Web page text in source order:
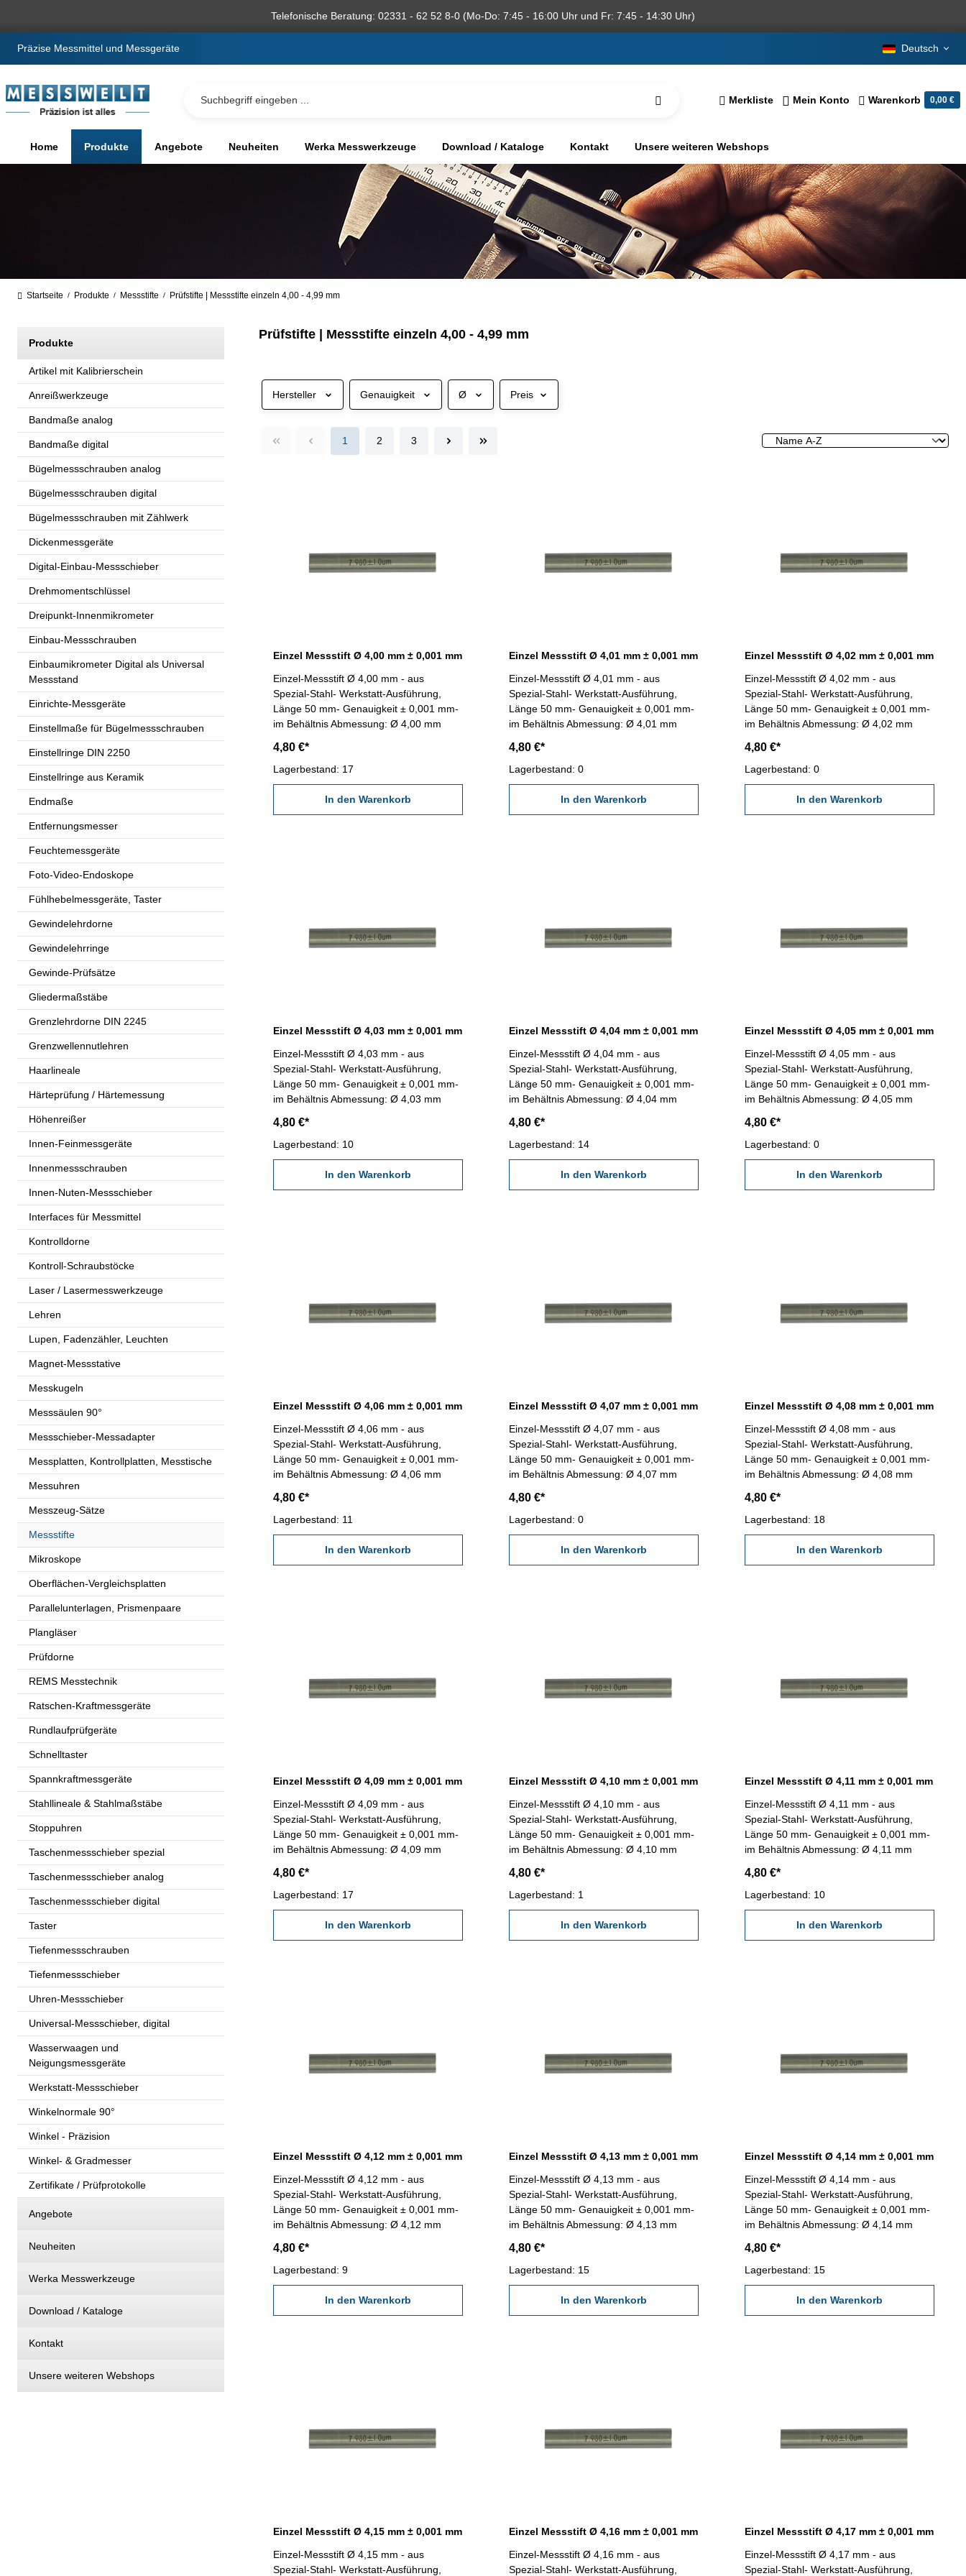
Telefonische Beratung: 02331 - 62 52 8-0 (Mo-Do: 7:45 - 16:00 Uhr und Fr: 7:45 - 14:30 Uhr)
Präzise Messmittel und Messgeräte Deutsch
Merkliste Mein Konto Warenkorb 0,00 €
Home Produkte Angebote Neuheiten Werka Messwerkzeuge Download / Kataloge Kontakt Unsere weiteren Webshops
Startseite / Produkte / Messstifte / Prüfstifte | Messstifte einzeln 4,00 - 4,99 mm
Produkte
Artikel mit Kalibrierschein
Anreißwerkzeuge
Bandmaße analog
Bandmaße digital
Bügelmessschrauben analog
Bügelmessschrauben digital
Bügelmessschrauben mit Zählwerk
Dickenmessgeräte
Digital-Einbau-Messschieber
Drehmomentschlüssel
Dreipunkt-Innenmikrometer
Einbau-Messschrauben
Einbaumikrometer Digital als Universal
Messstand
Einrichte-Messgeräte
Einstellmaße für Bügelmessschrauben
Einstellringe DIN 2250
Einstellringe aus Keramik
Endmaße
Entfernungsmesser
Feuchtemessgeräte
Foto-Video-Endoskope
Fühlhebelmessgeräte, Taster
Gewindelehrdorne
Gewindelehrringe
Gewinde-Prüfsätze
Gliedermaßstäbe
Grenzlehrdorne DIN 2245
Grenzwellennutlehren
Haarlineale
Härteprüfung / Härtemessung
Höhenreißer
Innen-Feinmessgeräte
Innenmessschrauben
Innen-Nuten-Messschieber
Interfaces für Messmittel
Kontrolldorne
Kontroll-Schraubstöcke
Laser / Lasermesswerkzeuge
Lehren
Lupen, Fadenzähler, Leuchten
Magnet-Messstative
Messkugeln
Messsäulen 90°
Messschieber-Messadapter
Messplatten, Kontrollplatten, Messtische
Messuhren
Messzeug-Sätze
Messstifte
Mikroskope
Oberflächen-Vergleichsplatten
Parallelunterlagen, Prismenpaare
Plangläser
Prüfdorne
REMS Messtechnik
Ratschen-Kraftmessgeräte
Rundlaufprüfgeräte
Schnelltaster
Spannkraftmessgeräte
Stahllineale & Stahlmaßstäbe
Stoppuhren
Taschenmessschieber spezial
Taschenmessschieber analog
Taschenmessschieber digital
Taster
Tiefenmessschrauben
Tiefenmessschieber
Uhren-Messschieber
Universal-Messschieber, digital
Wasserwaagen und
Neigungsmessgeräte
Werkstatt-Messschieber
Winkelnormale 90°
Winkel - Präzision
Winkel- & Gradmesser
Zertifikate / Prüfprotokolle
Angebote
Neuheiten
Werka Messwerkzeuge
Download / Kataloge
Kontakt
Unsere weiteren Webshops
Prüfstifte | Messstifte einzeln 4,00 - 4,99 mm
Hersteller Genauigkeit Ø Preis
1 2 3
Einzel Messstift Ø 4,00 mm ± 0,001 mm
Einzel-Messstift Ø 4,00 mm - aus
Spezial-Stahl- Werkstatt-Ausführung,
Länge 50 mm- Genauigkeit ± 0,001 mm-
im Behältnis Abmessung: Ø 4,00 mm
4,80 €*
Lagerbestand: 17
In den Warenkorb
Einzel Messstift Ø 4,01 mm ± 0,001 mm
Einzel-Messstift Ø 4,01 mm - aus
Spezial-Stahl- Werkstatt-Ausführung,
Länge 50 mm- Genauigkeit ± 0,001 mm-
im Behältnis Abmessung: Ø 4,01 mm
4,80 €*
Lagerbestand: 0
In den Warenkorb
Einzel Messstift Ø 4,02 mm ± 0,001 mm
Einzel-Messstift Ø 4,02 mm - aus
Spezial-Stahl- Werkstatt-Ausführung,
Länge 50 mm- Genauigkeit ± 0,001 mm-
im Behältnis Abmessung: Ø 4,02 mm
4,80 €*
Lagerbestand: 0
In den Warenkorb
Einzel Messstift Ø 4,03 mm ± 0,001 mm
Einzel-Messstift Ø 4,03 mm - aus
Spezial-Stahl- Werkstatt-Ausführung,
Länge 50 mm- Genauigkeit ± 0,001 mm-
im Behältnis Abmessung: Ø 4,03 mm
4,80 €*
Lagerbestand: 10
In den Warenkorb
Einzel Messstift Ø 4,04 mm ± 0,001 mm
Einzel-Messstift Ø 4,04 mm - aus
Spezial-Stahl- Werkstatt-Ausführung,
Länge 50 mm- Genauigkeit ± 0,001 mm-
im Behältnis Abmessung: Ø 4,04 mm
4,80 €*
Lagerbestand: 14
In den Warenkorb
Einzel Messstift Ø 4,05 mm ± 0,001 mm
Einzel-Messstift Ø 4,05 mm - aus
Spezial-Stahl- Werkstatt-Ausführung,
Länge 50 mm- Genauigkeit ± 0,001 mm-
im Behältnis Abmessung: Ø 4,05 mm
4,80 €*
Lagerbestand: 0
In den Warenkorb
Einzel Messstift Ø 4,06 mm ± 0,001 mm
Einzel-Messstift Ø 4,06 mm - aus
Spezial-Stahl- Werkstatt-Ausführung,
Länge 50 mm- Genauigkeit ± 0,001 mm-
im Behältnis Abmessung: Ø 4,06 mm
4,80 €*
Lagerbestand: 11
In den Warenkorb
Einzel Messstift Ø 4,07 mm ± 0,001 mm
Einzel-Messstift Ø 4,07 mm - aus
Spezial-Stahl- Werkstatt-Ausführung,
Länge 50 mm- Genauigkeit ± 0,001 mm-
im Behältnis Abmessung: Ø 4,07 mm
4,80 €*
Lagerbestand: 0
In den Warenkorb
Einzel Messstift Ø 4,08 mm ± 0,001 mm
Einzel-Messstift Ø 4,08 mm - aus
Spezial-Stahl- Werkstatt-Ausführung,
Länge 50 mm- Genauigkeit ± 0,001 mm-
im Behältnis Abmessung: Ø 4,08 mm
4,80 €*
Lagerbestand: 18
In den Warenkorb
Einzel Messstift Ø 4,09 mm ± 0,001 mm
Einzel-Messstift Ø 4,09 mm - aus
Spezial-Stahl- Werkstatt-Ausführung,
Länge 50 mm- Genauigkeit ± 0,001 mm-
im Behältnis Abmessung: Ø 4,09 mm
4,80 €*
Lagerbestand: 17
In den Warenkorb
Einzel Messstift Ø 4,10 mm ± 0,001 mm
Einzel-Messstift Ø 4,10 mm - aus
Spezial-Stahl- Werkstatt-Ausführung,
Länge 50 mm- Genauigkeit ± 0,001 mm-
im Behältnis Abmessung: Ø 4,10 mm
4,80 €*
Lagerbestand: 1
In den Warenkorb
Einzel Messstift Ø 4,11 mm ± 0,001 mm
Einzel-Messstift Ø 4,11 mm - aus
Spezial-Stahl- Werkstatt-Ausführung,
Länge 50 mm- Genauigkeit ± 0,001 mm-
im Behältnis Abmessung: Ø 4,11 mm
4,80 €*
Lagerbestand: 10
In den Warenkorb
Einzel Messstift Ø 4,12 mm ± 0,001 mm
Einzel-Messstift Ø 4,12 mm - aus
Spezial-Stahl- Werkstatt-Ausführung,
Länge 50 mm- Genauigkeit ± 0,001 mm-
im Behältnis Abmessung: Ø 4,12 mm
4,80 €*
Lagerbestand: 9
In den Warenkorb
Einzel Messstift Ø 4,13 mm ± 0,001 mm
Einzel-Messstift Ø 4,13 mm - aus
Spezial-Stahl- Werkstatt-Ausführung,
Länge 50 mm- Genauigkeit ± 0,001 mm-
im Behältnis Abmessung: Ø 4,13 mm
4,80 €*
Lagerbestand: 15
In den Warenkorb
Einzel Messstift Ø 4,14 mm ± 0,001 mm
Einzel-Messstift Ø 4,14 mm - aus
Spezial-Stahl- Werkstatt-Ausführung,
Länge 50 mm- Genauigkeit ± 0,001 mm-
im Behältnis Abmessung: Ø 4,14 mm
4,80 €*
Lagerbestand: 15
In den Warenkorb
Einzel Messstift Ø 4,15 mm ± 0,001 mm
Einzel-Messstift Ø 4,15 mm - aus
Spezial-Stahl- Werkstatt-Ausführung,
Einzel Messstift Ø 4,16 mm ± 0,001 mm
Einzel-Messstift Ø 4,16 mm - aus
Spezial-Stahl- Werkstatt-Ausführung,
Einzel Messstift Ø 4,17 mm ± 0,001 mm
Einzel-Messstift Ø 4,17 mm - aus
Spezial-Stahl- Werkstatt-Ausführung,